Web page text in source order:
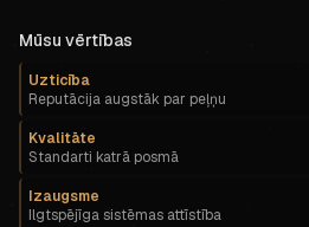
Mūsu vērtības
Uzticība
Reputācija augstāk par peļņu
Kvalitāte
Standarti katrā posmā
Izaugsme
Ilgtspējīga sistēmas attīstība